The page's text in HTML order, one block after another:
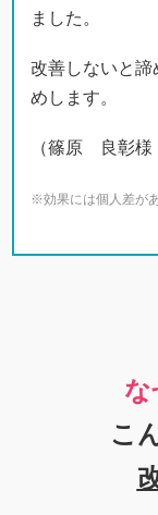
ました。
改善しないと諦
めします。
（篠原 良彰
※効果には個人差が
な
こ